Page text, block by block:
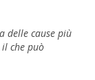
delle cause più
che può